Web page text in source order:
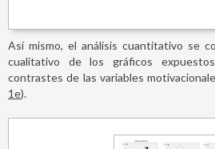
Así mismo, el análisis cuantitativo se
cualitativo de los gráficos
contrastes de las variables
1e).